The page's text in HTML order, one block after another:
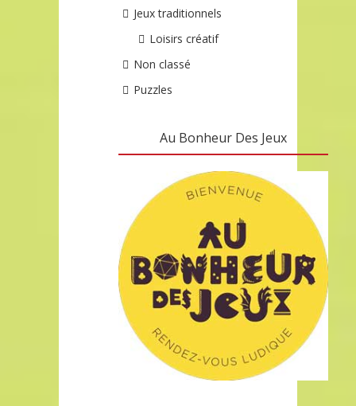
Jeux traditionnels
Loisirs créatif
Non classé
Puzzles
Au Bonheur Des Jeux